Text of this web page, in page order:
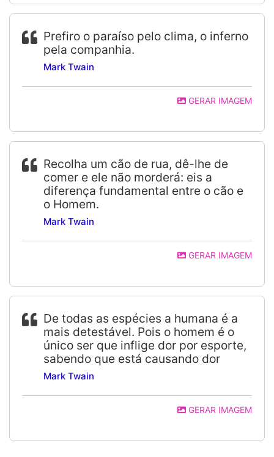
Prefiro o paraíso pelo clima, o inferno
pela companhia.
Mark Twain
GERAR IMAGEM
Recolha um cão de rua, dê-lhe de
comer e ele não morderá: eis a
diferença fundamental entre o cão e
o Homem.
Mark Twain
GERAR IMAGEM
De todas as espécies a humana é a
mais detestável. Pois o homem é o
único ser que inflige dor por esporte,
sabendo que está causando dor
Mark Twain
GERAR IMAGEM